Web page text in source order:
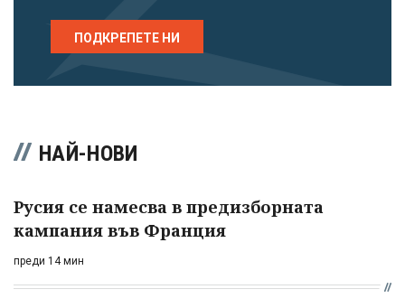
ПОДКРЕПЕТЕ НИ
НАЙ-НОВИ
Русия се намесва в предизборната
кампания във Франция
преди 14 мин